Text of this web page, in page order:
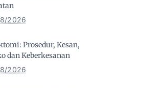
2026
Prosedur, Kesan,
dan Keberkesanan
2026